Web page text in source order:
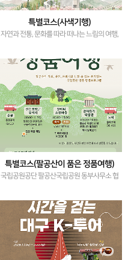
특별코스(사색기행)
자연과 전통, 문화를 따라 떠나는 느림의 여행,
특별코스(팔공산이 품은 정품여행)
국립공원공단 팔공산국립공원 동부사무소 협